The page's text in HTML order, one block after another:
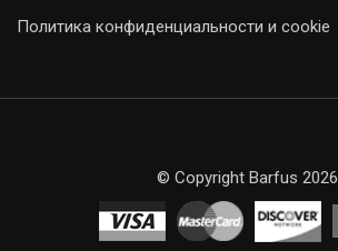
Политика конфиденциальности и cookie
© Copyright Barfus 2026.